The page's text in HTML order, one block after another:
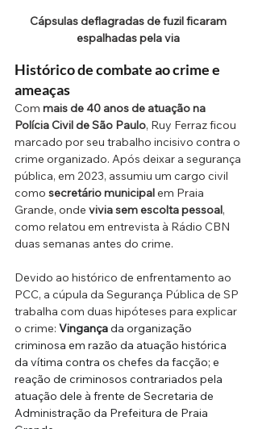
Cápsulas deflagradas de fuzil ficaram
espalhadas pela via
Histórico de combate ao crime e
ameaças
Com mais de 40 anos de atuação na
Polícia Civil de São Paulo, Ruy Ferraz ficou
marcado por seu trabalho incisivo contra o
crime organizado. Após deixar a segurança
pública, em 2023, assumiu um cargo civil
como secretário municipal em Praia
Grande, onde vivia sem escolta pessoal,
como relatou em entrevista à Rádio CBN
duas semanas antes do crime.
Devido ao histórico de enfrentamento ao
PCC, a cúpula da Segurança Pública de SP
trabalha com duas hipóteses para explicar
o crime: Vingança da organização
criminosa em razão da atuação histórica
da vítima contra os chefes da facção; e
reação de criminosos contrariados pela
atuação dele à frente de Secretaria de
Administração da Prefeitura de Praia